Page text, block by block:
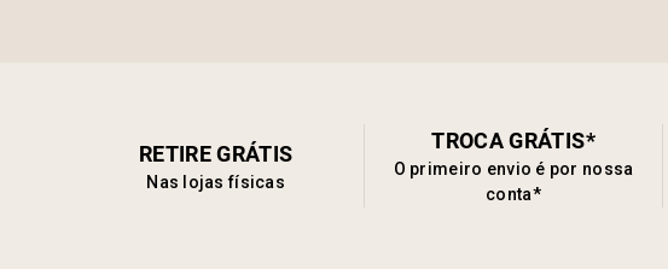
RETIRE GRÁTIS
Nas lojas físicas
TROCA GRÁTIS*
O primeiro envio é por nossa
conta*